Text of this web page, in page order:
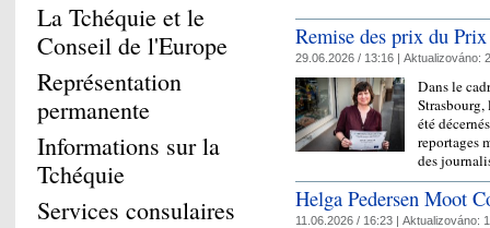
Remise des prix du
29.06.2026 / 13:16 | Aktualizováno:
Dans le
été
reportages
des
Helga Pedersen Moot
11.06.2026 / 16:23 | Aktualizováno:
La Tchéquie et le
Conseil de l'Europe
Représentation
permanente
Informations sur la
Tchéquie
Services consulaires